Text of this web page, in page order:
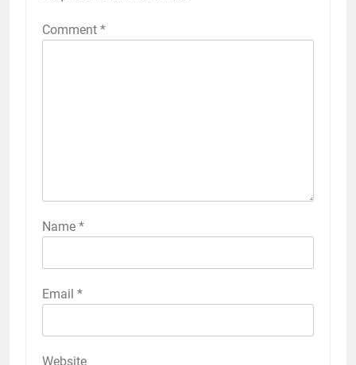
Comment *
Name *
Email *
Website